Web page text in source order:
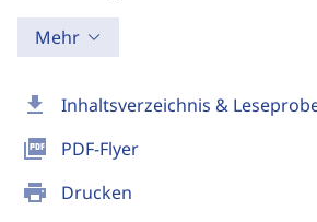
download Inhaltsverzeichnis &
picture_as_pdf PDF-Flyer
print Drucken
Mehr